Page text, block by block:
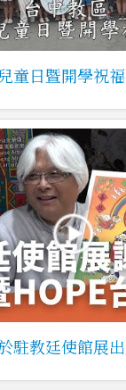
童日暨開學祝
駐教廷使館展